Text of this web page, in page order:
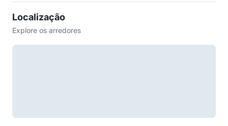
Localização
Explore os arredores